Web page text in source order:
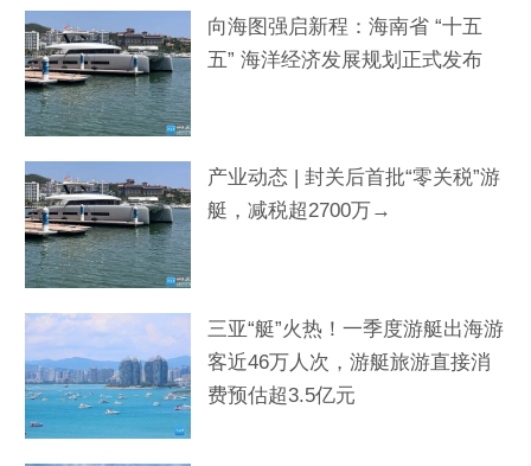
向海图强启新程：海南省 “十五
五” 海洋经济发展规划正式发布
产业动态 | 封关后首批“零关税”游
艇，减税超2700万→
三亚“艇”火热！一季度游艇出海游
客近46万人次，游艇旅游直接消
费预估超3.5亿元